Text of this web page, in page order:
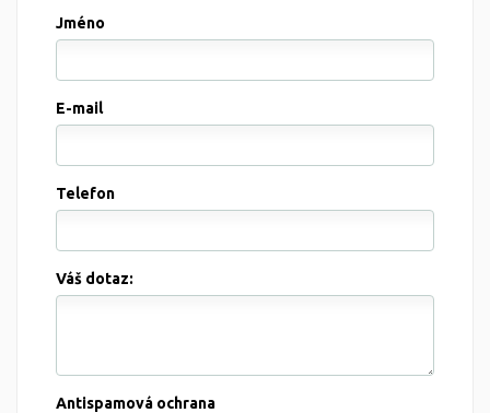
Jméno
E-mail
Telefon
Váš dotaz:
Antispamová ochrana